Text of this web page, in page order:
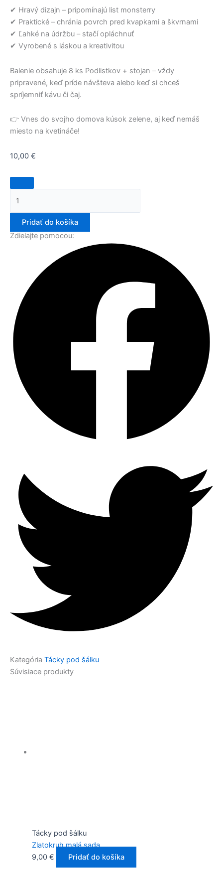
✔ Hravý dizajn – pripomínajú list monsterry
✔ Praktické – chránia povrch pred kvapkami a škvrnami
✔ Ľahké na údržbu – stačí opláchnuť
✔ Vyrobené s láskou a kreativitou
Balenie obsahuje 8 ks Podlistkov + stojan – vždy
pripravené, keď príde návšteva alebo keď si chceš
spríjemniť kávu či čaj.
👉 Vnes do svojho domova kúsok zelene, aj keď nemáš
miesto na kvetináče!
10,00 €
Pridať do košíka
Zdielajte pomocou:
Kategória Tácky pod šálku
Súvisiace produkty
Tácky pod šálku
Zlatokruh malá sada
9,00 € Pridať do košíka